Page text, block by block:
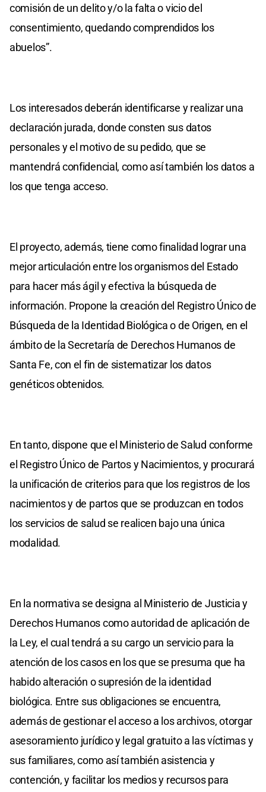
comisión de un delito y/o la falta o vicio del
consentimiento, quedando comprendidos los
abuelos”.
Los interesados deberán identificarse y realizar una
declaración jurada, donde consten sus datos
personales y el motivo de su pedido, que se
mantendrá confidencial, como así también los datos a
los que tenga acceso.
El proyecto, además, tiene como finalidad lograr una
mejor articulación entre los organismos del Estado
para hacer más ágil y efectiva la búsqueda de
información. Propone la creación del Registro Único de
Búsqueda de la Identidad Biológica o de Origen, en el
ámbito de la Secretaría de Derechos Humanos de
Santa Fe, con el fin de sistematizar los datos
genéticos obtenidos.
En tanto, dispone que el Ministerio de Salud conforme
el Registro Único de Partos y Nacimientos, y procurará
la unificación de criterios para que los registros de los
nacimientos y de partos que se produzcan en todos
los servicios de salud se realicen bajo una única
modalidad.
En la normativa se designa al Ministerio de Justicia y
Derechos Humanos como autoridad de aplicación de
la Ley, el cual tendrá a su cargo un servicio para la
atención de los casos en los que se presuma que ha
habido alteración o supresión de la identidad
biológica. Entre sus obligaciones se encuentra,
además de gestionar el acceso a los archivos, otorgar
asesoramiento jurídico y legal gratuito a las víctimas y
sus familiares, como así también asistencia y
contención, y facilitar los medios y recursos para